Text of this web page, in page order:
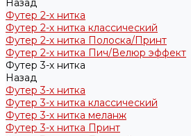
Назад
Футер 2-х нитка
Футер 2-х нитка классический
Футер 2-х нитка Полоска/Принт
Футер 2-х нитка Пич/Велюр эффект
Футер 3-х нитка
Назад
Футер 3-х нитка
Футер 3-х нитка классический
Футер 3-х нитка меланж
Футер 3-х нитка Принт